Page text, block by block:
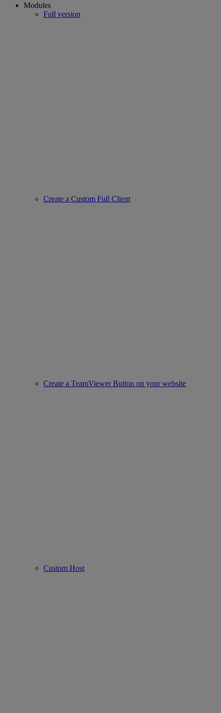
Modules
Full version
Create a Custom Full Client
Create a TeamViewer Button on your website
Custom Host